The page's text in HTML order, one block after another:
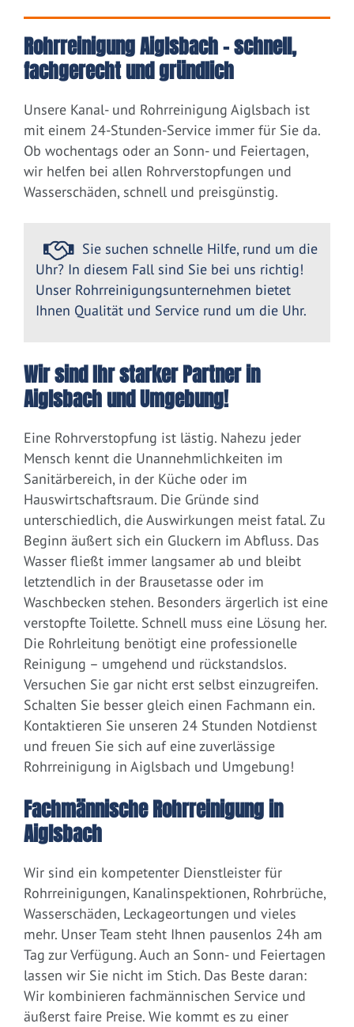
Rohrreinigung Aiglsbach – schnell,
fachgerecht und gründlich
Unsere Kanal- und Rohrreinigung Aiglsbach ist
mit einem 24-Stunden-Service immer für Sie da.
Ob wochentags oder an Sonn- und Feiertagen,
wir helfen bei allen Rohrverstopfungen und
Wasserschäden, schnell und preisgünstig.
Sie suchen schnelle Hilfe, rund um die
Uhr? In diesem Fall sind Sie bei uns richtig!
Unser Rohrreinigungsunternehmen bietet
Ihnen Qualität und Service rund um die Uhr.
Wir sind Ihr starker Partner in
Aiglsbach und Umgebung!
Eine Rohrverstopfung ist lästig. Nahezu jeder
Mensch kennt die Unannehmlichkeiten im
Sanitärbereich, in der Küche oder im
Hauswirtschaftsraum. Die Gründe sind
unterschiedlich, die Auswirkungen meist fatal. Zu
Beginn äußert sich ein Gluckern im Abfluss. Das
Wasser fließt immer langsamer ab und bleibt
letztendlich in der Brausetasse oder im
Waschbecken stehen. Besonders ärgerlich ist eine
verstopfte Toilette. Schnell muss eine Lösung her.
Die Rohrleitung benötigt eine professionelle
Reinigung – umgehend und rückstandslos.
Versuchen Sie gar nicht erst selbst einzugreifen.
Schalten Sie besser gleich einen Fachmann ein.
Kontaktieren Sie unseren 24 Stunden Notdienst
und freuen Sie sich auf eine zuverlässige
Rohrreinigung in Aiglsbach und Umgebung!
Fachmännische Rohrreinigung in
Aiglsbach
Wir sind ein kompetenter Dienstleister für
Rohrreinigungen, Kanalinspektionen, Rohrbrüche,
Wasserschäden, Leckageortungen und vieles
mehr. Unser Team steht Ihnen pausenlos 24h am
Tag zur Verfügung. Auch an Sonn- und Feiertagen
lassen wir Sie nicht im Stich. Das Beste daran:
Wir kombinieren fachmännischen Service und
äußerst faire Preise. Wie kommt es zu einer